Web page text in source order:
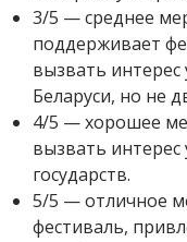
3/5 — среднее
поддерживает
вызвать интерес
Беларуси, но не
4/5 — хорошее
вызвать интерес
государств.
5/5 — отличное
фестиваль,